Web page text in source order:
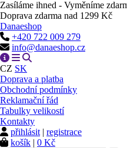
Zasíláme ihned - Vyměníme
Doprava zdarma nad 1299 Kč
Danaeshop
+420 722 009 279
info@danaeshop.cz
CZ SK
Doprava a platba
Obchodní podmínky
Reklamační řád
Tabulky velikostí
Kontakty
přihlásit | registrace
košík | 0 Kč